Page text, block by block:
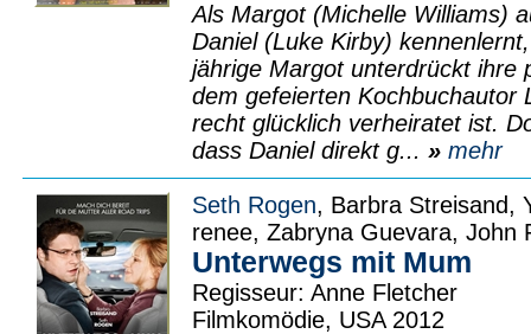
Als Margot (Michelle Williams)
Daniel (Luke Kirby)
jährige Margot unterdrückt ihre
dem gefeierten Kochbuchautor
recht glücklich verheiratet ist.
dass Daniel direkt g... » mehr
Seth Rogen, Barbra Streisand,
renee, Zabryna Guevara, John
Unterwegs mit Mum
Regisseur: Anne Fletcher
Filmkomödie, USA 2012